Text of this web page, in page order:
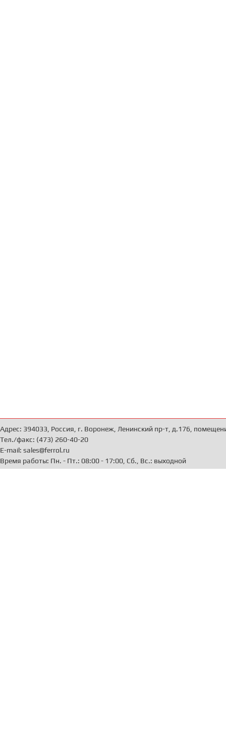
Адрес: 394033, Россия, г. Воронеж, Ленинский пр-т, д.176,
Тел./факс: (473) 260-40-20
E-mail: sales@ferrol.ru
Время работы: Пн. - Пт.: 08:00 - 17:00, Сб., Вс.: выходной